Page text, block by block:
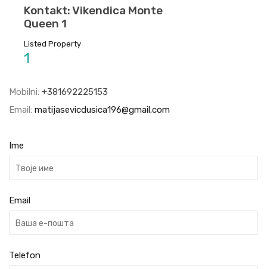
Kontakt: Vikendica Monte
Queen 1
Listed Property
1
Mobilni: +381692225153
Email: matijasevicdusica196@gmail.com
Ime
Email
Telefon